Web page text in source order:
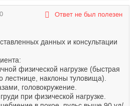
Ответ не был полезен
данных и консультации
физической нагрузке (быстрая
лестнице, наклоны туловища).
головокружение.
при физической нагрузке.